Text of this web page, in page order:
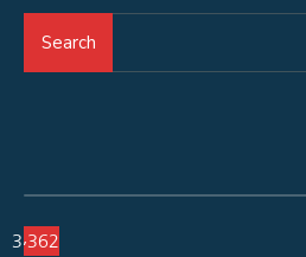
Search
3٬362